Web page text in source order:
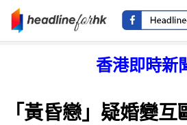
香港即時新
「黃昏戀」疑婚變